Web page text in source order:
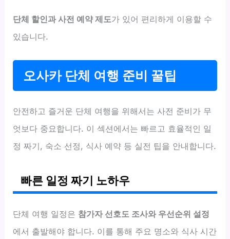
단체 할인과 사전 예약 제도가 있어 편리하게 이용할 수
있습니다.
오사카 단체 여행 준비 꿀팁
안전하고 즐거운 단체 여행을 위해서는 사전 준비가 무
엇보다 중요합니다. 이 섹션에서는 빠르고 효율적인 일
정 짜기, 숙소 선정, 식사 예약 등 실전 팁을 안내합니다.
빠른 일정 짜기 노하우
단체 여행 일정은 참가자 선호도 조사와 우선순위 설정
에서 출발해야 합니다. 이를 통해 주요 명소와 식사 시간